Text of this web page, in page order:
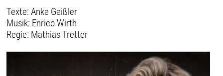
Texte: Anke Geißler
Musik: Enrico Wirth
Regie: Mathias Tretter